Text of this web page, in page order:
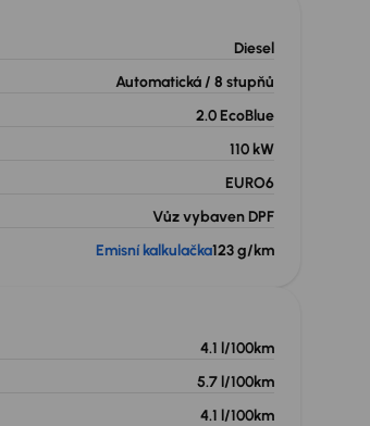
Diesel
Automatická / 8 stupňů
2.0 EcoBlue
110 kW
EURO6
Vůz vybaven DPF
Emisní kalkulačka123 g/km
4.1 l/100km
5.7 l/100km
4.1 l/100km